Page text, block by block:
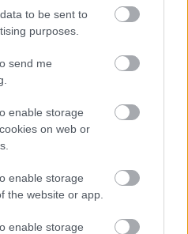
to be sent to
purposes.
send me
enable storage
on web or
enable storage
the website or app.
enable storage
Újjászületés 2.
végre összeáll minden
a Harry Potter-
2026.03.30 12:01
2. évad – kritika szülői
mindig gyerekbarát